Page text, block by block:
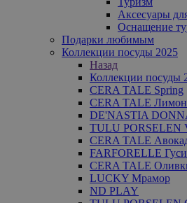
Аксесуары
Оснащение
Подарки любимым
Коллекции посуды 2025
Назад
Коллекции посуды
CERA TALE Spring
CERA TALE
DE'NASTIA
TULU PORSELEN
CERA TALE
FARFORELLE Гуси
CERA TALE
LUCKY Мрамор
ND PLAY